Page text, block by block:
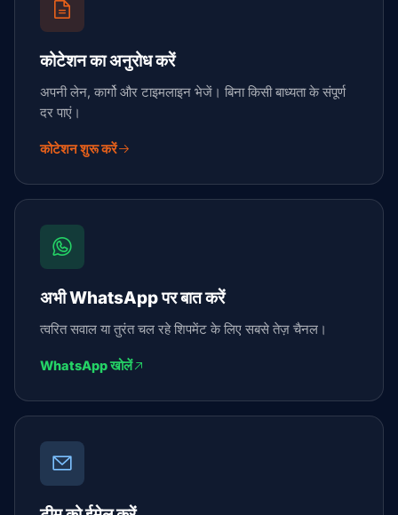
कोटेशन का अनुरोध करें
अपनी लेन, कार्गो और टाइमलाइन भेजें। बिना किसी बाध्यता के संपूर्ण
दर पाएं।
कोटेशन शुरू करें
अभी WhatsApp पर बात करें
त्वरित सवाल या तुरंत चल रहे शिपमेंट के लिए सबसे तेज़ चैनल।
WhatsApp खोलें